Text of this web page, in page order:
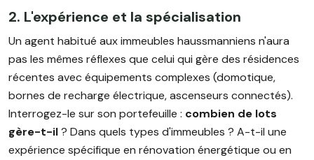
2. L'expérience et la spécialisation
Un agent habitué aux immeubles haussmanniens n'aura
pas les mêmes réflexes que celui qui gère des résidences
récentes avec équipements complexes (domotique,
bornes de recharge électrique, ascenseurs connectés).
Interrogez-le sur son portefeuille : combien de lots
gère-t-il? Dans quels types d'immeubles ? A-t-il une
expérience spécifique en rénovation énergétique ou en